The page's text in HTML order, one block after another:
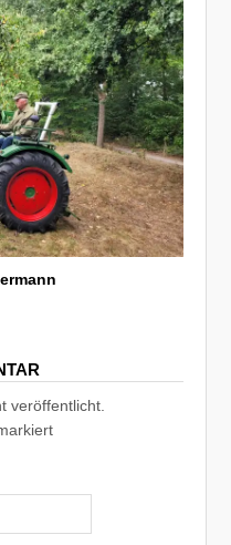
veröffentlicht.